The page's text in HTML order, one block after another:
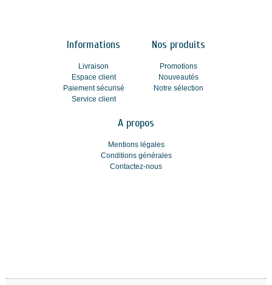
Informations
Livraison
Espace client
Paiement sécurisé
Service client
Nos produits
Promotions
Nouveautés
Notre sélection
A propos
Mentions légales
Conditions générales
Contactez-nous